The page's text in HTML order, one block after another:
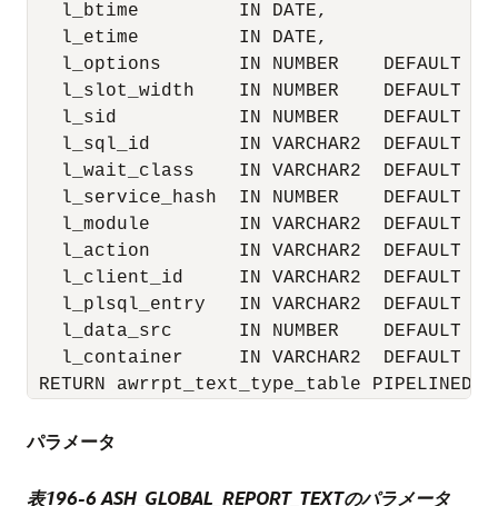
   l_btime         IN DATE,
   l_etime         IN DATE,
   l_options       IN NUMBER    DEFAULT 0,
   l_slot_width    IN NUMBER    DEFAULT 0,
l_sid           IN NUMBER    DEFAULT
l_sql_id        IN VARCHAR2  DEFAULT
l_wait_class    IN VARCHAR2  DEFAULT
l_service_hash  IN NUMBER    DEFAULT
l_module        IN VARCHAR2  DEFAULT
l_action        IN VARCHAR2  DEFAULT
l_client_id     IN VARCHAR2  DEFAULT
l_plsql_entry   IN VARCHAR2  DEFAULT
   l_data_src      IN NUMBER    DEFAULT 0,
l_container     IN VARCHAR2  DEFAULT
RETURN awrrpt_text_type_table PIPELINED;
パラメータ
表196-6ASH_GLOBAL_REPORT_TEXTのパラメータ